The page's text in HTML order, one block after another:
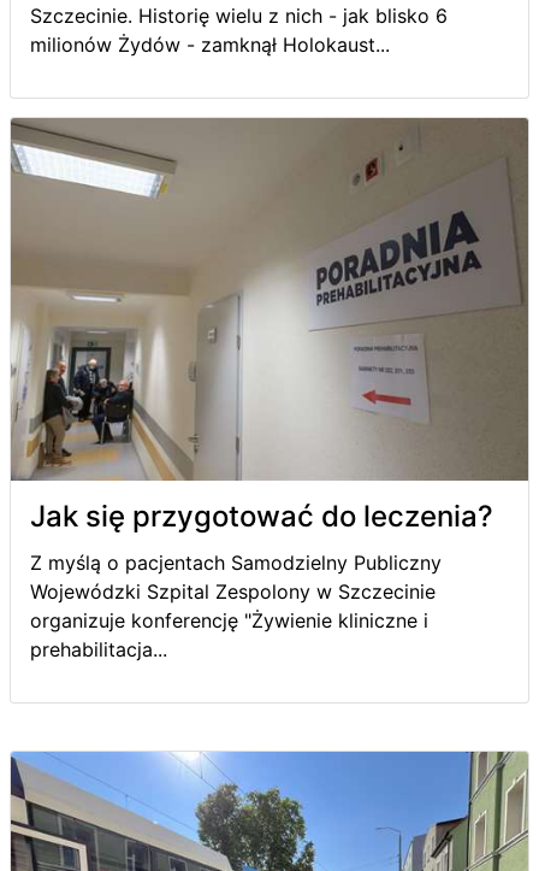
Szczecinie. Historię wielu z nich - jak blisko 6
milionów Żydów - zamknął Holokaust...
Jak się przygotować do leczenia?
Z myślą o pacjentach Samodzielny Publiczny
Wojewódzki Szpital Zespolony w Szczecinie
organizuje konferencję "Żywienie kliniczne i
prehabilitacja...